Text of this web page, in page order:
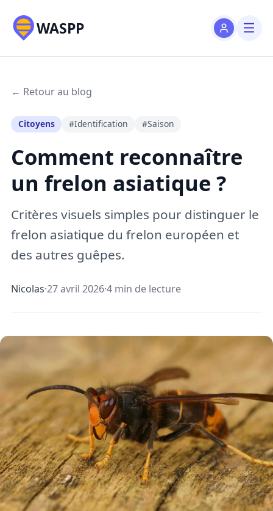
WASPP
← Retour au blog
Citoyens #Identification #Saison
Comment reconnaître
un frelon asiatique ?
Critères visuels simples pour distinguer le
frelon asiatique du frelon européen et
des autres guêpes.
Nicolas·27 avril 2026·4 min de lecture